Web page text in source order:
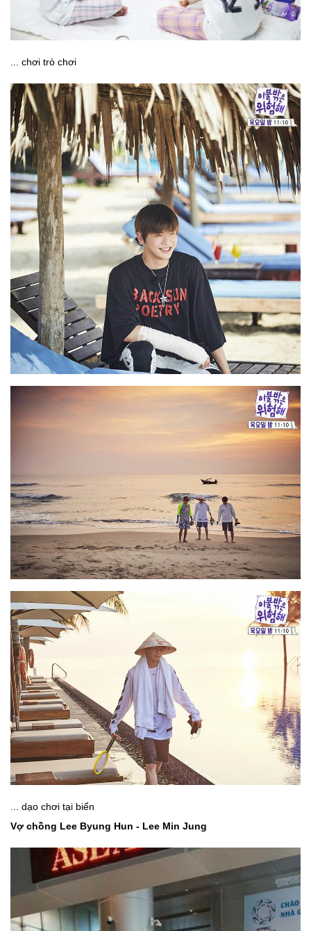
... chơi trò chơi
... dạo chơi tại biển
Vợ chồng Lee Byung Hun - Lee Min Jung